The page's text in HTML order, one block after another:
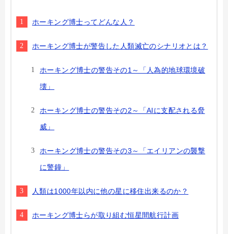
ホーキング博士ってどんな人？
ホーキング博士が警告した人類滅亡のシナリオとは？
ホーキング博士の警告その1～「人為的地球環境破
壊」
ホーキング博士の警告その2～「AIに支配される脅
威」
ホーキング博士の警告その3～「エイリアンの襲撃
に警鐘」
人類は1000年以内に他の星に移住出来るのか？
ホーキング博士らが取り組む恒星間航行計画